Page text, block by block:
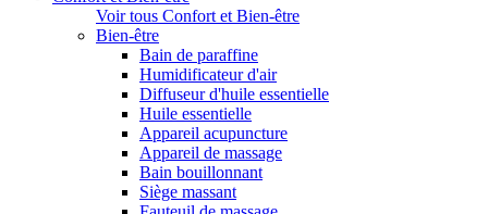
Voir tous Confort et Bien-être
Bien-être
Bain de paraffine
Humidificateur d'air
Diffuseur d'huile essentielle
Huile essentielle
Appareil acupuncture
Appareil de massage
Bain bouillonnant
Siège massant